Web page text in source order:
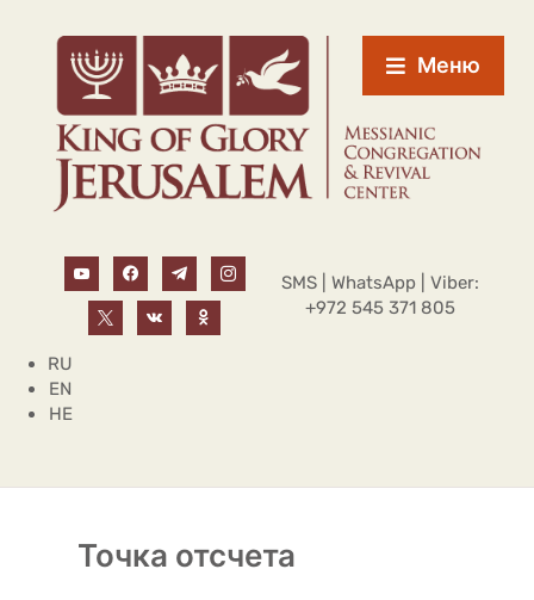
Меню
SMS | WhatsApp | Viber:
+972 545 371 805
RU
EN
HE
Точка отсчета